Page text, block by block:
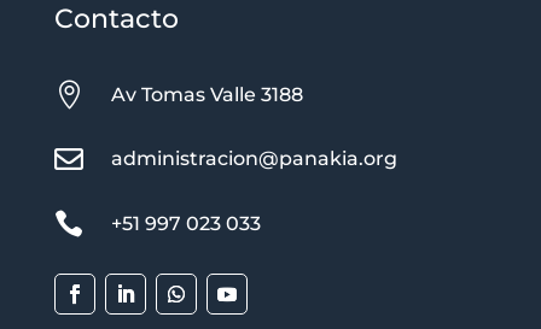
Contacto
 Av Tomas Valle 3188
 administracion@panakia.org
 +51 997 023 033